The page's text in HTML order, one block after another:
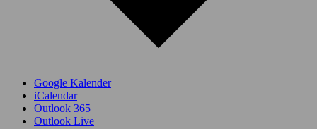
Google Kalender
iCalendar
Outlook 365
Outlook Live